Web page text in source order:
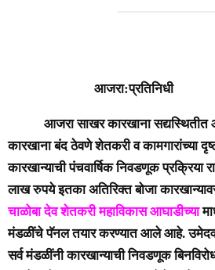
आजरा:प्रतिनिधी
आजरा साखर कारखाना सद्यस्थितीत
कारखाना बंद ठेवणे शेतकरी व कामगारांच्या
कारखान्याची पंचवार्षिक निवडणूक प्रक्रिया
लाख रुपये इतका अतिरिक्त बोजा
चाळोबा देव शेतकरी महाविकास आघाडीच्या
मंडळींचे पॅनल तयार करण्यात आले आहे.
सर्व मंडळींनी कारखान्याची निवडणूक